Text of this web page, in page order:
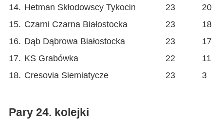
14. Hetman Skłodowscy Tykocin 23
20
15. Czarni Czarna Białostocka 23
18
16. Dąb Dąbrowa Białostocka 23
17
17. KS Grabówka 22
11
18. Cresovia Siemiatycze 23 3
Pary 24. kolejki